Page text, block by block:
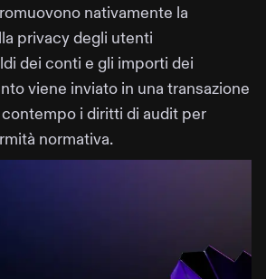
nativamente la
privacy degli utenti
dei conti e gli importi dei
viene inviato in una transazione
i diritti di audit per
normativa.